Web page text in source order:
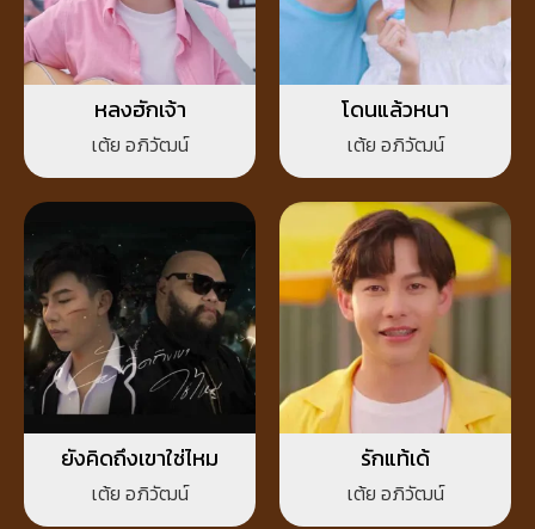
หลงฮักเจ้า
เต้ย อภิวัฒน์
โดนแล้วหนา
เต้ย อภิวัฒน์
ยังคิดถึงเขาใช่ไหม
เต้ย อภิวัฒน์
รักแท้เด้
เต้ย อภิวัฒน์